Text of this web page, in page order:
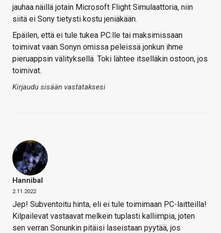
jauhaa näillä jotain Microsoft Flight Simulaattoria, niin
siitä ei Sony tietysti kostu jeniäkään.
Epäilen, että ei tule tukea PC:lle tai maksimissaan
toimivat vaan Sonyn omissa peleissä jonkun ihme
pieruappsin välityksellä. Toki lähtee itselläkin ostoon, jos
toimivat.
Kirjaudu sisään vastataksesi
Hannibal
2.11.2022
Jep! Subventoitu hinta, eli ei tule toimimaan PC-laitteilla!
Kilpailevat vastaavat melkein tuplasti kalliimpia, joten
sen verran Sonunkin pitäisi laseistaan pyytää, jos